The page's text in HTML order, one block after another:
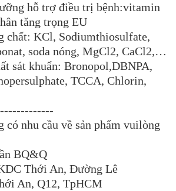
hỗ trợ điều trị bệnh:vitamin
tăng trọng EU
chất: KCl, Sodiumthiosulfate,
soda nóng, MgCl2, CaCl2,…
sát khuẩn: Bronopol,DBNPA,
TCCA, Chlorin,
có nhu cầu về sản phẩm vuilòng
BQ&Q
Thới An, Đường Lê
An, Q12, TpHCM